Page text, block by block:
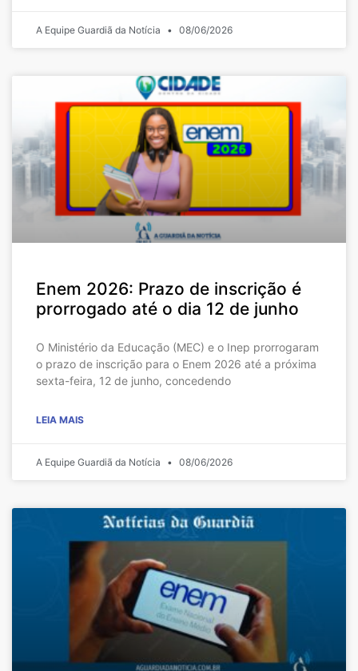
A Equipe Guardiã da Notícia 08/06/2026
Enem 2026: Prazo de inscrição é
prorrogado até o dia 12 de junho
O Ministério da Educação (MEC) e o Inep prorrogaram
o prazo de inscrição para o Enem 2026 até a próxima
sexta-feira, 12 de junho, concedendo
LEIA MAIS
A Equipe Guardiã da Notícia 08/06/2026